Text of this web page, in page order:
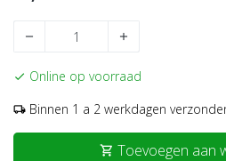
remove add
check Online op voorraad
local_shipping Binnen 1 a 2 werkdagen
shopping_cart Toevoegen aan